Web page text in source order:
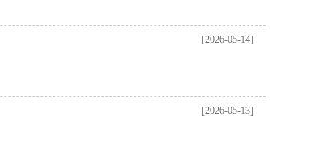
[2026-05-14]
[2026-05-13]